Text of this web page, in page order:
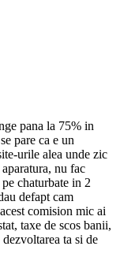
pana la 75% in
pare ca e un
urile alea unde zic
nu fac
chaturbate in 2
defapt cam
comision mic ai
taxe de scos banii,
ta si de